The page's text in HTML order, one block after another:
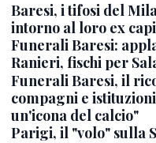
Baresi, i tifosi del
intorno al loro ex
Funerali Baresi:
Ranieri, fischi per
Funerali Baresi, il
compagni e
un'icona del calcio"
Parigi, il "volo" sulla